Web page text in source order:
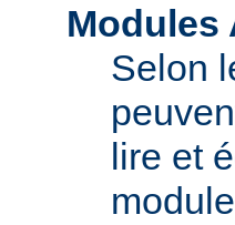
Modules
Selon
lire et